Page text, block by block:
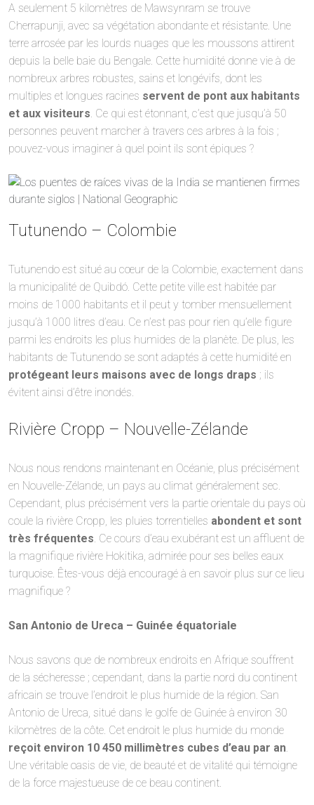
A seulement 5 kilomètres de Mawsynram se trouve
Cherrapunji, avec sa végétation abondante et résistante. Une
terre arrosée par les lourds nuages que les moussons attirent
depuis la belle baie du Bengale. Cette humidité donne vie à de
nombreux arbres robustes, sains et longévifs, dont les
multiples et longues racines servent de pont aux habitants
et aux visiteurs . Ce qui est étonnant, c’est que jusqu’à 50
personnes peuvent marcher à travers ces arbres à la fois ;
pouvez-vous imaginer à quel point ils sont épiques ?
Tutunendo – Colombie
Tutunendo est situé au cœur de la Colombie, exactement dans
la municipalité de Quibdó. Cette petite ville est habitée par
moins de 1000 habitants et il peut y tomber mensuellement
jusqu’à 1000 litres d’eau. Ce n’est pas pour rien qu’elle figure
parmi les endroits les plus humides de la planète. De plus, les
habitants de Tutunendo se sont adaptés à cette humidité en
protégeant leurs maisons avec de longs draps ; ils
évitent ainsi d’être inondés.
Rivière Cropp – Nouvelle-Zélande
Nous nous rendons maintenant en Océanie, plus précisément
en Nouvelle-Zélande, un pays au climat généralement sec.
Cependant, plus précisément vers la partie orientale du pays où
coule la rivière Cropp, les pluies torrentielles abondent et sont
très fréquentes . Ce cours d’eau exubérant est un affluent de
la magnifique rivière Hokitika, admirée pour ses belles eaux
turquoise. Êtes-vous déjà encouragé à en savoir plus sur ce lieu
magnifique ?
San Antonio de Ureca – Guinée équatoriale
Nous savons que de nombreux endroits en Afrique souffrent
de la sécheresse ; cependant, dans la partie nord du continent
africain se trouve l’endroit le plus humide de la région. San
Antonio de Ureca, situé dans le golfe de Guinée à environ 30
kilomètres de la côte. Cet endroit le plus humide du monde
reçoit environ 10 450 millimètres cubes d’eau par an
Une véritable oasis de vie, de beauté et de vitalité qui témoigne
de la force majestueuse de ce beau continent.